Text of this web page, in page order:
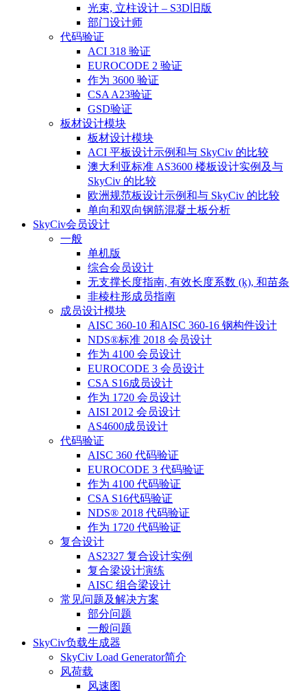
光束, 立柱设计 – S3D旧版
部门设计师
代码验证
ACI 318 验证
EUROCODE 2 验证
作为 3600 验证
CSA A23验证
GSD验证
板材设计模块
板材设计模块
ACI 平板设计示例和与 SkyCiv 的比较
澳大利亚标准 AS3600 楼板设计实例及与
SkyCiv 的比较
欧洲规范板设计示例和与 SkyCiv 的比较
单向和双向钢筋混凝土板分析
SkyCiv会员设计
一般
单机版
综合会员设计
无支撑长度指南, 有效长度系数 (ķ), 和苗条
非棱柱形成员指南
成员设计模块
AISC 360-10 和AISC 360-16 钢构件设计
NDS®标准 2018 会员设计
作为 4100 会员设计
EUROCODE 3 会员设计
CSA S16成员设计
作为 1720 会员设计
AISI 2012 会员设计
AS4600成员设计
代码验证
AISC 360 代码验证
EUROCODE 3 代码验证
作为 4100 代码验证
CSA S16代码验证
NDS® 2018 代码验证
作为 1720 代码验证
复合设计
AS2327 复合设计实例
复合梁设计演练
AISC 组合梁设计
常见问题及解决方案
部分问题
一般问题
SkyCiv负载生成器
SkyCiv Load Generator简介
风荷载
风速图